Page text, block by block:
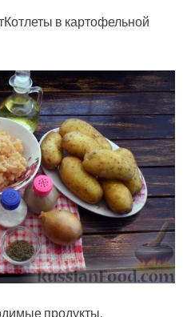
в картофельной
продукты.